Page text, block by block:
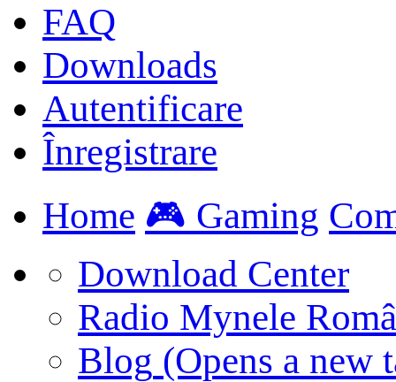
FAQ
Downloads
Autentificare
Înregistrare
Home 🎮 Gaming
Download Center
Radio Mynele
Blog (Opens a new